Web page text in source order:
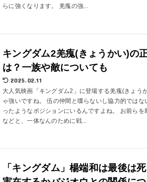
らに強くなります。 羌瘣の強...
キングダム2羌瘣(きょうかい)の
は？一族や敵についても
2025.02.11
大人気映画「キングダム2」に登場する羌瘣(きょう
ゃ強いですね。 伍の仲間と喋らないし協力的ではな
ったようなポジションにいるんですよね。 お前らを
などと、一体なんのために戦...
「キングダム」楊端和は最後は